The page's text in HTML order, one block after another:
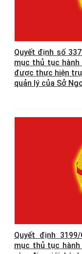
Quyết định số
mục thủ tục hành
được thực hiện
quản lý của Sở
Quyết định
mục thủ tục